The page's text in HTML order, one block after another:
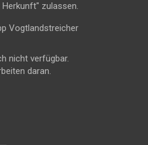
zulassen.
nicht verfügbar.
daran.